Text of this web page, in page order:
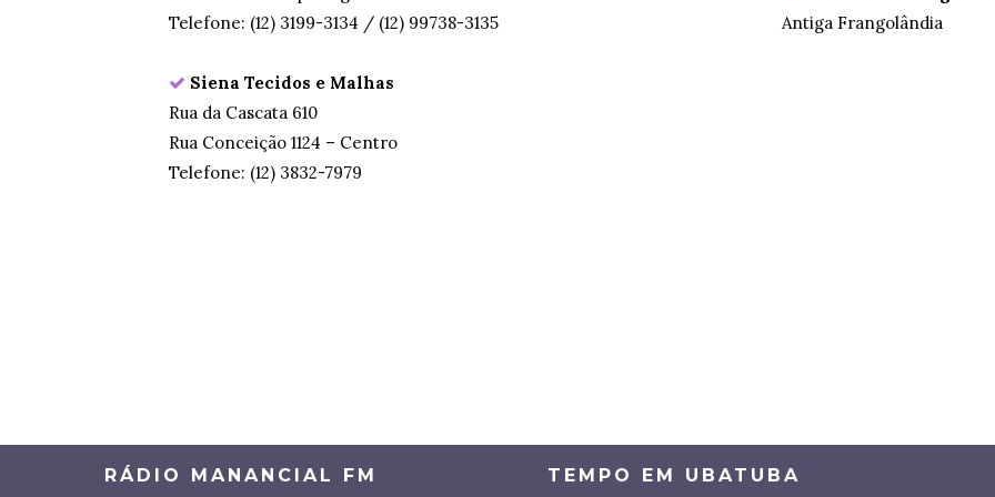
Telefone: (12) 3199-3134 / (12) 99738-3135
Siena Tecidos e Malhas
Rua da Cascata 610
Rua Conceição 1124 – Centro
Telefone: (12) 3832-7979
Antiga Frangolândia
RÁDIO MANANCIAL FM TEMPO EM UBATUBA